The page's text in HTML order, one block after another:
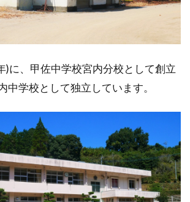
)に、甲佐中学校宮内分校として創立
中学校として独立しています。